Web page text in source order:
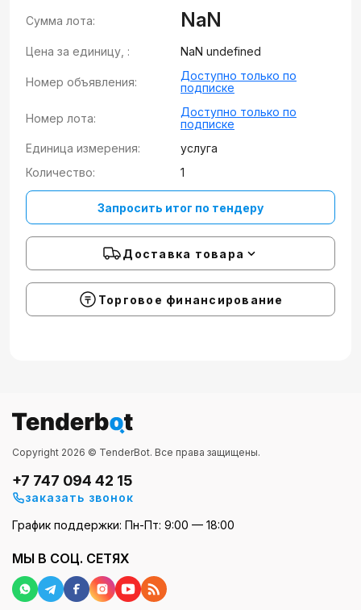
Сумма лота: NaN
Цена за единицу, : NaN undefined
Номер объявления:
Доступно только по
подписке
Номер лота:
Доступно только по
подписке
Единица измерения:
услуга
Количество:
1
Запросить итог по тендеру
Доставка товара
Торговое финансирование
Copyright 2026 © TenderBot. Все права защищены.
+7 747 094 42 15
заказать звонок
График поддержки: Пн-Пт: 9:00 — 18:00
МЫ В СОЦ. СЕТЯХ